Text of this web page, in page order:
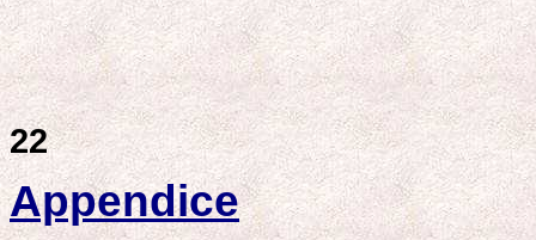
22
Appendice